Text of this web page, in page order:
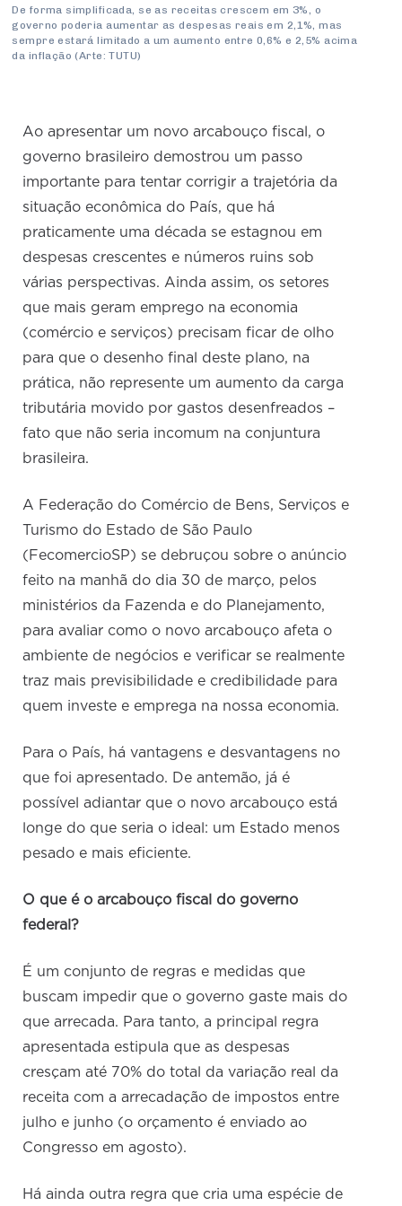
De forma simplificada, se as receitas crescem em 3%, o
governo poderia aumentar as despesas reais em 2,1%, mas
sempre estará limitado a um aumento entre 0,6% e 2,5% acima
da inflação (Arte: TUTU)
Ao apresentar um novo arcabouço fiscal, o
governo brasileiro demostrou um passo
importante para tentar corrigir a trajetória da
situação econômica do País, que há
praticamente uma década se estagnou em
despesas crescentes e números ruins sob
várias perspectivas. Ainda assim, os setores
que mais geram emprego na economia
(comércio e serviços) precisam ficar de olho
para que o desenho final deste plano, na
prática, não represente um aumento da carga
tributária movido por gastos desenfreados –
fato que não seria incomum na conjuntura
brasileira.
A Federação do Comércio de Bens, Serviços e
Turismo do Estado de São Paulo
(FecomercioSP) se debruçou sobre o anúncio
feito na manhã do dia 30 de março, pelos
ministérios da Fazenda e do Planejamento,
para avaliar como o novo arcabouço afeta o
ambiente de negócios e verificar se realmente
traz mais previsibilidade e credibilidade para
quem investe e emprega na nossa economia.
Para o País, há vantagens e desvantagens no
que foi apresentado. De antemão, já é
possível adiantar que o novo arcabouço está
longe do que seria o ideal: um Estado menos
pesado e mais eficiente.
O que é o arcabouço fiscal do governo
federal?
É um conjunto de regras e medidas que
buscam impedir que o governo gaste mais do
que arrecada. Para tanto, a principal regra
apresentada estipula que as despesas
cresçam até 70% do total da variação real da
receita com a arrecadação de impostos entre
julho e junho (o orçamento é enviado ao
Congresso em agosto).
Há ainda outra regra que cria uma espécie de